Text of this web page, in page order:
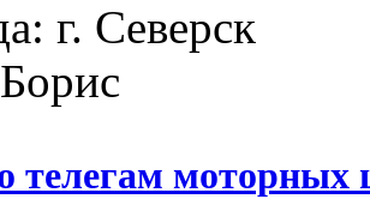
г. Северск
телегам моторных